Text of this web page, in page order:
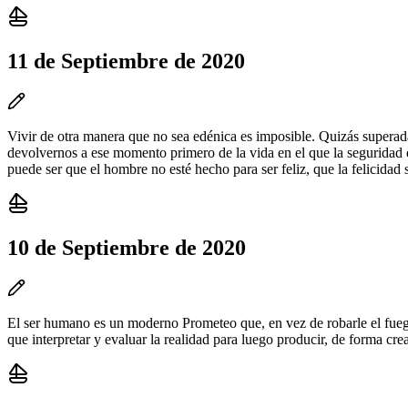
11 de Septiembre de 2020
Vivir de otra manera que no sea edénica es imposible. Quizás
devolvernos a ese momento primero de la vida en el que la
puede ser que el hombre no esté hecho para ser feliz, que la
10 de Septiembre de 2020
El ser humano es un moderno Prometeo que, en vez de robarle el
que interpretar y evaluar la realidad para luego producir, de forma